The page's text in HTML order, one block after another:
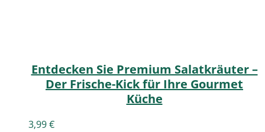
Entdecken Sie Premium Salatkräuter –
Der Frische-Kick für Ihre Gourmet
Küche
3,99€